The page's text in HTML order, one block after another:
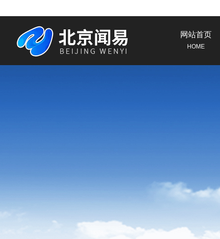
网站首页
HOME